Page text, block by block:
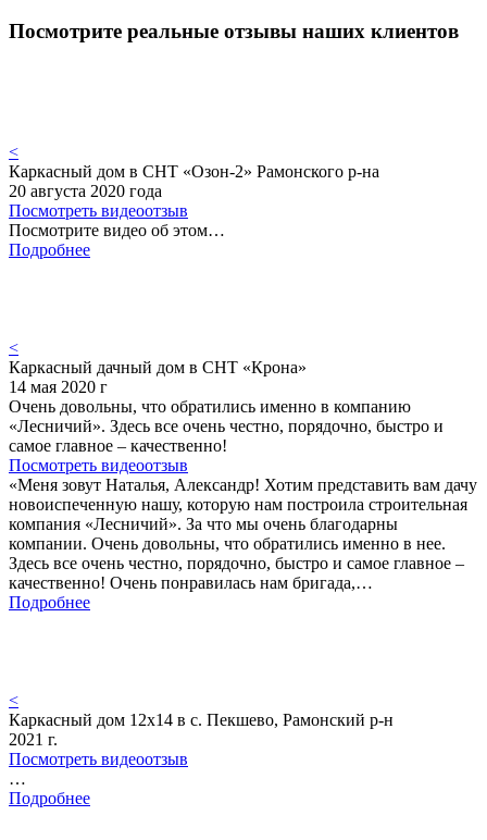
Посмотрите реальные отзывы наших клиентов
<
Каркасный дом в СНТ «Озон-2» Рамонского р-на
20 августа 2020 года
Посмотреть видеоотзыв
Посмотрите видео об этом…
Подробнее
<
Каркасный дачный дом в СНТ «Крона»
14 мая 2020 г
Очень довольны, что обратились именно в компанию
«Лесничий». Здесь все очень честно, порядочно, быстро и
самое главное – качественно!
Посмотреть видеоотзыв
«Меня зовут Наталья, Александр! Хотим представить вам дачу
новоиспеченную нашу, которую нам построила строительная
компания «Лесничий». За что мы очень благодарны
компании. Очень довольны, что обратились именно в нее.
Здесь все очень честно, порядочно, быстро и самое главное –
качественно! Очень понравилась нам бригада,…
Подробнее
<
Каркасный дом 12х14 в с. Пекшево, Рамонский р-н
2021 г.
Посмотреть видеоотзыв
…
Подробнее